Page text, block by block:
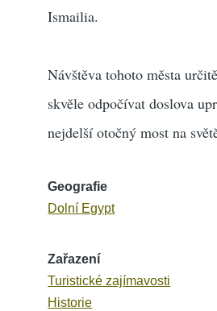
Ismailia.
Návštěva tohoto města
skvěle odpočívat doslova
nejdelší otočný most na
Geografie
Dolní Egypt
Zařazení
Turistické zajímavosti
Historie